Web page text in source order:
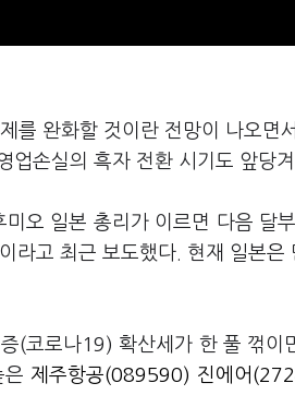
를 완화할 것이란 전망이 나오면
손실의 흑자 전환 시기도 앞당
오 일본 총리가 이르면 다음 달
라고 최근 보도했다. 현재 일본은
(코로나19) 확산세가 한 풀 꺾이
은 제주항공(089590) 진에어